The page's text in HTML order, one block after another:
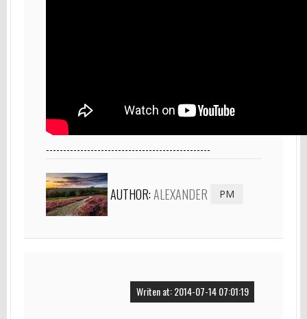
------------------------------------------------
AUTHOR:ALEXANDER PM
Writen at: 2014-07-14 07:01:19